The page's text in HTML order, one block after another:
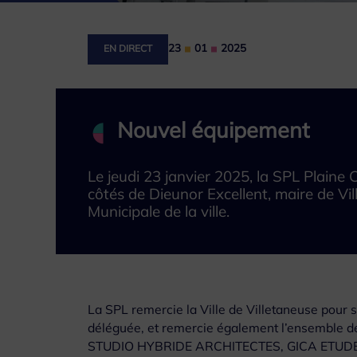
EN DIRECT 23 01 2025
Nouvel équipement
Le jeudi 23 janvier 2025, la SPL Plaine
côtés de Dieunor Excellent, maire de
Municipale de la ville.
La SPL remercie la Ville de Villetaneuse pour
déléguée, et remercie également l’ensemble
STUDIO HYBRIDE ARCHITECTES, GICA